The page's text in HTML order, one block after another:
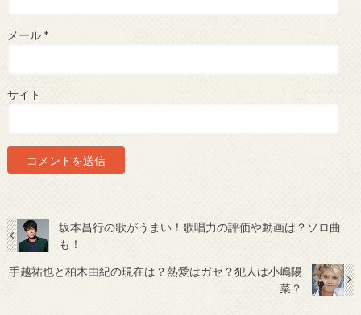
メール *
サイト
坂本昌行の歌がうまい！歌唱力の評価や動画は？ソロ曲
も！
手越祐也と柏木由紀の現在は？熱愛はガセ？犯人は小嶋陽
菜？